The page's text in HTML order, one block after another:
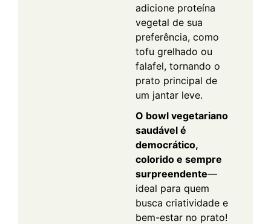
adicione proteína
vegetal de sua
preferência, como
tofu grelhado ou
falafel, tornando o
prato principal de
um jantar leve.
O bowl vegetariano
saudável é
democrático,
colorido e sempre
surpreendente—
ideal para quem
busca criatividade e
bem-estar no prato!